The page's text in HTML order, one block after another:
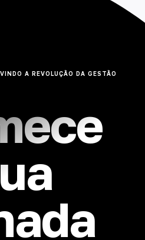
A REVOLUÇÃO DA GESTÃO